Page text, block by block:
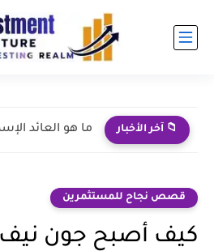
📁 آخر الأخبار
قصص نجاح للمستثمرين
كيف أصبح جون